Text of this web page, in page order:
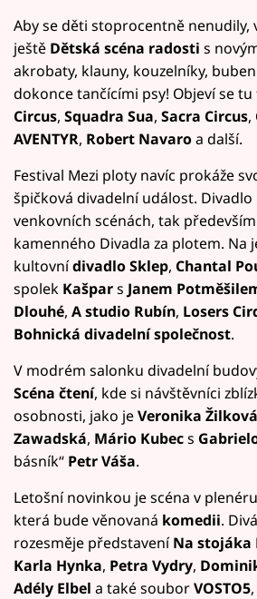
Aby se děti stoprocentně nenudily,
ještě Dětská scéna radosti s
akrobaty, klauny, kouzelníky,
dokonce tančícími psy! Objeví se
Circus, Squadra Sua, Sacra Circus,
AVENTYR, Robert Navaroa další.
Festival Mezi ploty navíc prokáže
špičková divadelní událost.
venkovních scénách, tak
kamenného Divadla za plotem. Na
kultovnídivadlo Sklep, Chantal
spolek Kašpars Janem
Dlouhé, A studio Rubín, Losers
Bohnická divadelní společnost.
V modrém salonku divadelní
Scéna čtení, kde si návštěvníci
osobnosti, jako jeVeronika Žilková
Zawadská, Mário Kubecs
básník“ Petr Váša.
Letošní novinkou je scéna v
která bude věnovaná komedii.
rozesměje představeníNa stojáka
Karla Hynka, Petra Vydry,
Adély Elbel a také souborVOSTO5,